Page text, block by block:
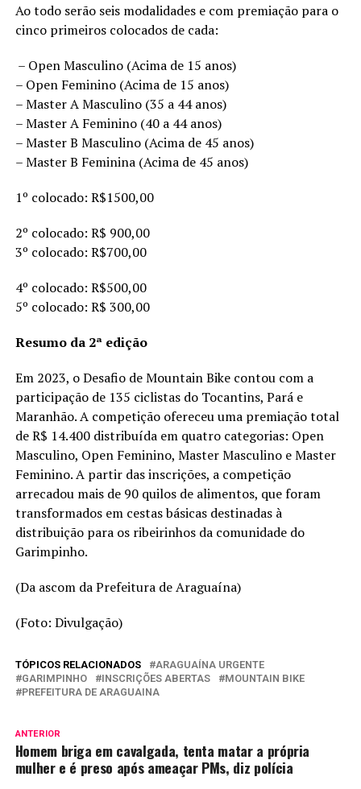
Ao todo serão seis modalidades e com premiação para o
cinco primeiros colocados de cada:
– Open Masculino (Acima de 15 anos)
– Open Feminino (Acima de 15 anos)
– Master A Masculino (35 a 44 anos)
– Master A Feminino (40 a 44 anos)
– Master B Masculino (Acima de 45 anos)
– Master B Feminina (Acima de 45 anos)
1º colocado: R$1500,00
2º colocado: R$ 900,00
3º colocado: R$700,00
4º colocado: R$500,00
5º colocado: R$ 300,00
Resumo da 2ª edição
Em 2023, o Desafio de Mountain Bike contou com a
participação de 135 ciclistas do Tocantins, Pará e
Maranhão. A competição ofereceu uma premiação total
de R$ 14.400 distribuída em quatro categorias: Open
Masculino, Open Feminino, Master Masculino e Master
Feminino. A partir das inscrições, a competição
arrecadou mais de 90 quilos de alimentos, que foram
transformados em cestas básicas destinadas à
distribuição para os ribeirinhos da comunidade do
Garimpinho.
(Da ascom da Prefeitura de Araguaína)
(Foto: Divulgação)
TÓPICOS RELACIONADOS
ARAGUAÍNA URGENTE
GARIMPINHO
INSCRIÇÕES ABERTAS
MOUNTAIN BIKE
PREFEITURA DE ARAGUAINA
ANTERIOR
Homem briga em cavalgada, tenta matar a própria
mulher e é preso após ameaçar PMs, diz polícia